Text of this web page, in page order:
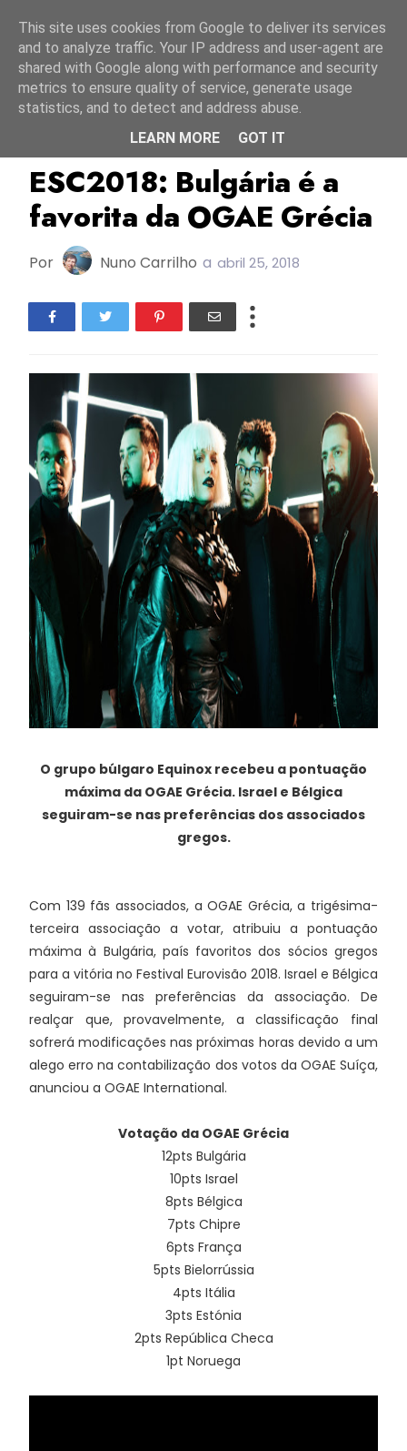
ESC2018 Grécia
ESC2018: Bulgária é a
favorita da OGAE Grécia
Por Nuno Carrilho a abril 25, 2018
O grupo búlgaro Equinox recebeu a pontuação
máxima da OGAE Grécia. Israel e Bélgica
seguiram-se nas preferências dos associados
gregos.
Com 139 fãs associados, a OGAE Grécia, a trigésima-
terceira associação a votar, atribuiu a pontuação
máxima à Bulgária, país favoritos dos sócios gregos
para a vitória no Festival Eurovisão 2018. Israel e Bélgica
seguiram-se nas preferências da associação. De
realçar que, provavelmente, a classificação final
sofrerá modificações nas próximas horas devido a um
alego erro na contabilização dos votos da OGAE Suíça,
anunciou a OGAE International.
Votação da OGAE Grécia
12pts Bulgária
10pts Israel
8pts Bélgica
7pts Chipre
6pts França
5pts Bielorrússia
4pts Itália
3pts Estónia
2pts República Checa
1pt Noruega
This site uses cookies from Google to deliver its services
and to analyze traffic. Your IP address and user-agent are
shared with Google along with performance and security
metrics to ensure quality of service, generate usage
statistics, and to detect and address abuse.
LEARN MORE
GOT IT